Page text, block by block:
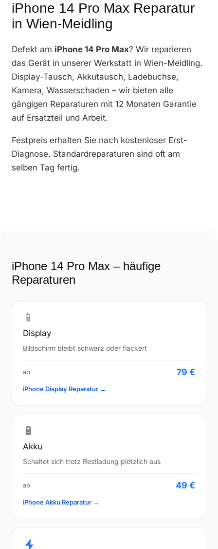
iPhone 14 Pro Max Reparatur
in Wien-Meidling
Defekt am iPhone 14 Pro Max? Wir reparieren
das Gerät in unserer Werkstatt in Wien-Meidling.
Display-Tausch, Akkutausch, Ladebuchse,
Kamera, Wasserschaden – wir bieten alle
gängigen Reparaturen mit 12 Monaten Garantie
auf Ersatzteil und Arbeit.
Festpreis erhalten Sie nach kostenloser Erst-
Diagnose. Standardreparaturen sind oft am
selben Tag fertig.
iPhone 14 Pro Max – häufige
Reparaturen
📱
Display
Bildschirm bleibt schwarz oder flackert
ab 79 €
iPhone Display Reparatur →
🔋
Akku
Schaltet sich trotz Restladung plötzlich aus
ab 49 €
iPhone Akku Reparatur →